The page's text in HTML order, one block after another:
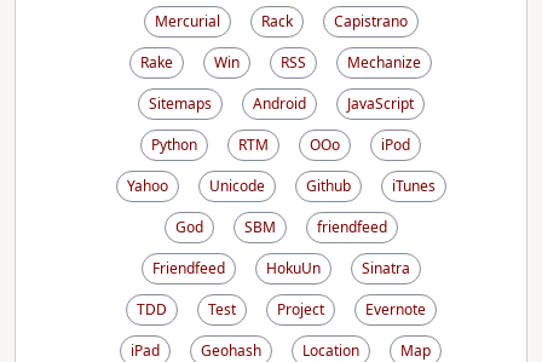
Mercurial
Rack
Capistrano
Rake
Win RSS
Mechanize
Sitemaps
Android
JavaScript
Python
RTM OOo
iPod
Yahoo
Unicode Github
iTunes
God
SBM
friendfeed
Friendfeed
HokuUn
Sinatra
TDD
Test Project
Evernote
iPad
Geohash Location
Map